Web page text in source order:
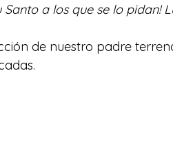
a los que se lo pidan!
de nuestro padre